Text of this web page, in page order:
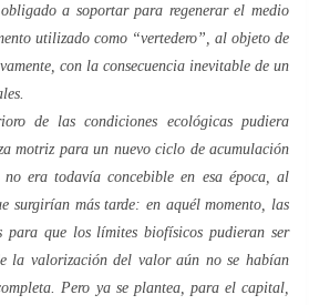
a soportar para regenerar el medio
utilizado como “vertedero”, al objeto de
con la consecuencia inevitable de un
de las condiciones ecológicas pudiera
motriz para un nuevo ciclo de acumulación
era todavía concebible en esa época, al
surgirían más tarde: en aquél momento, las
para que los límites biofísicos pudieran ser
la valorización del valoraún no se habían
Pero ya se plantea, para el capital,